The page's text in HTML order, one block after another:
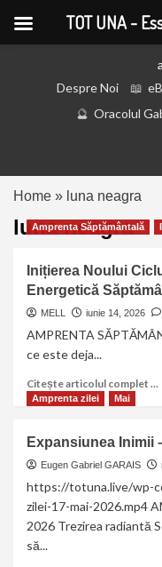
Despre Noi
Oracolul
Home » luna neagra
luna neagra
Amprenta Săptământală
Inițierea Noului
Energetică
MELL iunie 14, 2026
AMPRENTA
ce este deja...
Citește articolul complet ...
Amprenta zilei Mai
Expansiunea Inimii
Eugen Gabriel GARAIS
https://totuna.live/wp-
zilei-17-mai-2026.mp4
2026 Trezirea radiantă
să...
TOT UNA -